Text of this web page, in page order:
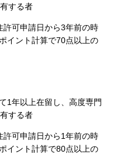
する者
可申請日から3年前の時
イント計算で70点以上の
1年以上在留し、高度専門
する者
可申請日から1年前の時
イント計算で80点以上の